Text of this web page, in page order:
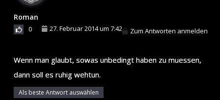
Roman
0 27. Februar 2014 um 7:42 Zum Antworten anmelden
Wenn man glaubt, sowas unbedingt haben zu muessen,
dann soll es ruhig wehtun.
Als beste Antwort auswählen